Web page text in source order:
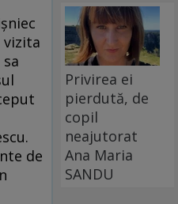
vizita
de
Privirea ei
pierdută, de
copil
neajutorat
Ana Maria
SANDU